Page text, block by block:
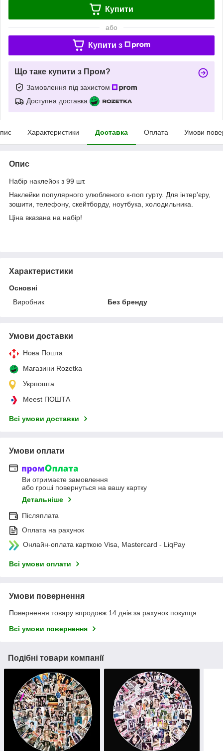
Купити
або
Купити з
Що таке купити з Пром?
Замовлення під захистом
Доступна доставка
Характеристики Доставка Оплата Умови
Опис
Набір наклейок з 99 шт.
Наклейки популярного улюбленого к-поп гурту. Для інтер'єру,
зошити, телефону, скейтборду, ноутбука, холодильника.
Ціна вказана на набір!
Характеристики
Основні
Виробник
Без бренду
Умови доставки
Нова Пошта
Магазини Rozetka
Укрпошта
Meest ПОШТА
Всі умови доставки
Умови оплати
Ви отримаєте замовлення
або гроші повернуться на вашу картку
Детальніше
Післяплата
Оплата на рахунок
Онлайн-оплата карткою Visa, Mastercard - LiqPay
Всі умови оплати
Умови повернення
Повернення товару впродовж 14 днів за рахунок покупця
Всі умови повернення
Подібні товари компанії